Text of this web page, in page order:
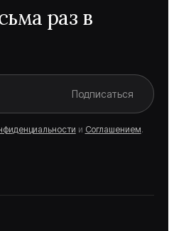
раз в
Подписаться
и Соглашением.